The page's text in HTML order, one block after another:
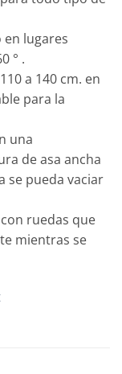
lugares
° .
a 140 cm. en
para la
una
de asa ancha
se pueda vaciar
ruedas que
mientras se